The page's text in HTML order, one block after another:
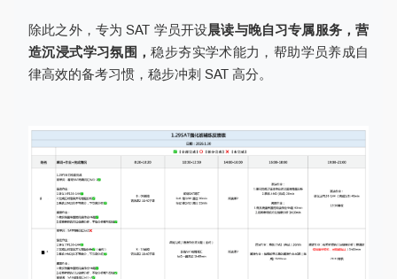
除此之外，专为 SAT 学员开设晨读与晚自习专属服务，营
造沉浸式学习氛围，稳步夯实学术能力，帮助学员养成自
律高效的备考习惯，稳步冲刺 SAT 高分。